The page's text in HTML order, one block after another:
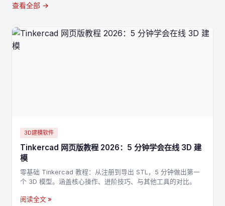
查看全部 →
3D建模软件
Tinkercad 网页版教程 2026：5 分钟学会在线 3D 建
模
零基础 Tinkercad 教程：从注册到导出 STL，5 分钟做出第一
个 3D 模型。涵盖核心操作、进阶技巧、与其他工具的对比。
阅读全文 »